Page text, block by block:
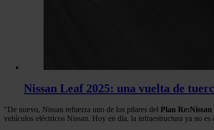
Nissan Leaf 2025: una vuelta de
"De nuevo, Nissan refuerza uno de los pilares del Plan Re:Nissan
vehículos eléctricos Nissan. Hoy en día, la infraestructura ya no